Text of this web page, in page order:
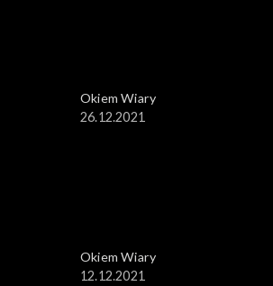
Okiem Wiary
26.12.2021
Okiem Wiary
12.12.2021